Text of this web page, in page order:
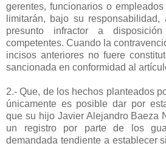
gerentes, funcionarios o
limitarán, bajo su
presunto infractor a
competentes. Cuando la
incisos anteriores no fuere
sancionada en conformidad al
2.- Que, de los hechos planteados
únicamente es posible dar por
que su hijo Javier Alejandro Baeza
un registro por parte de los
demandada tendiente a establecer